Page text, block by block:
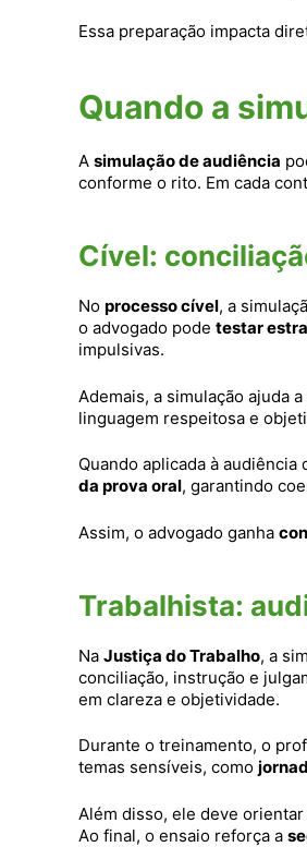
Essa preparação impacta
Quando a
A simulação de audiência
conforme o rito. Em cada
Cível:
No processo cível, a
o advogado pode testar
impulsivas.
Ademais, a simulação ajuda
linguagem respeitosa e
Quando aplicada à
da prova oral, garantindo
Assim, o advogado ganha
Trabalhista:
Na Justiça do Trabalho, a
conciliação, instrução e
em clareza e objetividade.
Durante o treinamento, o
temas sensíveis, como
Além disso, ele deve
Ao final, o ensaio reforça a